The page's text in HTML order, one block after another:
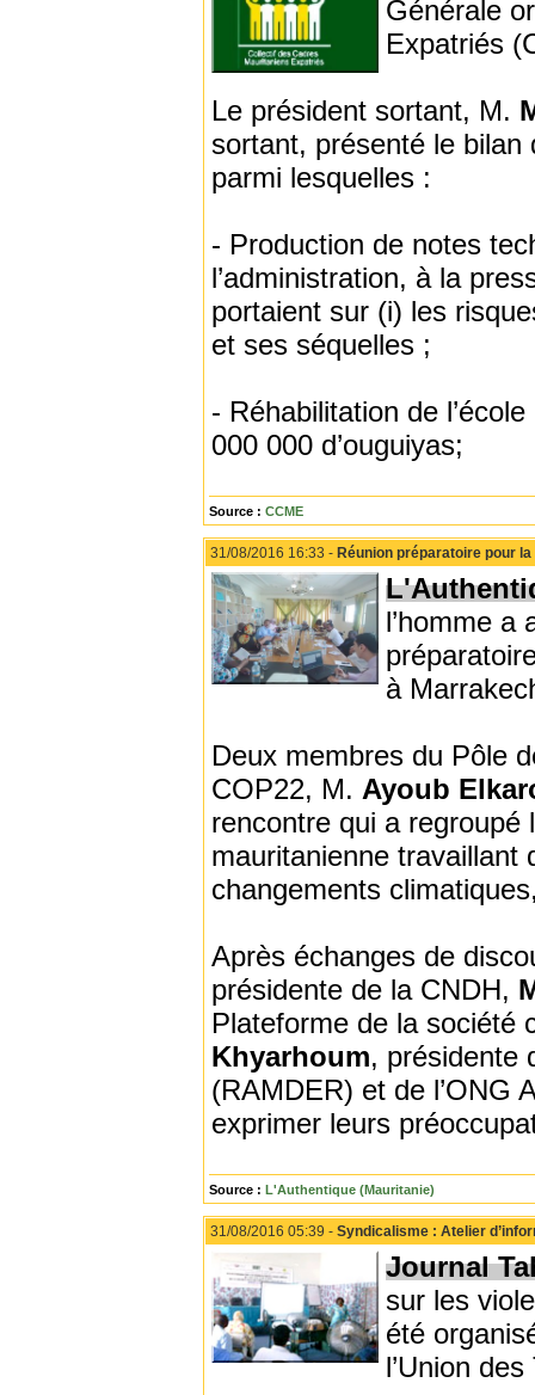
Générale
Expatriés
Le président sortant, M.
sortant, présenté le bilan
parmi lesquelles :
- Production de notes
l’administration, à la
portaient sur (i) les
et ses séquelles ;
- Réhabilitation de
000 000 d’ouguiyas;
Source : CCME
31/08/2016 16:33 - Réunion préparatoire pour
l’homme a
à
Deux membres du Pôle
COP22, M. Ayoub
rencontre qui a regroupé
mauritanienne travaillant
changements
Après échanges de
présidente de la CNDH,
Plateforme de la société
Khyarhoum, présidente
(RAMDER) et de l’ONG
exprimer leurs
Source : L'Authentique (Mauritanie)
31/08/2016 05:39 - Syndicalisme : Atelier
Journal
sur les
été
l’Union